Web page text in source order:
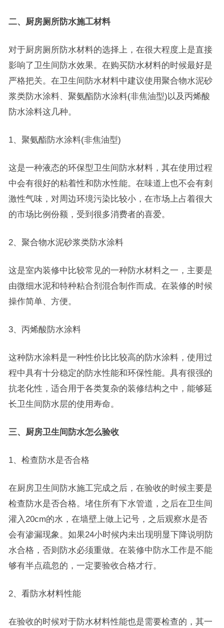
二、厨房厕所防水施工材料
对于厨房厕所防水材料的选择上，在很大程度上是直接
影响了卫生间防水效果。在购买防水材料的时候最好是
严格把关。在卫生间防水材料中建议使用聚合物水泥砂
浆类防水涂料、聚氨酯防水涂料(非焦油型)以及丙烯酸
防水涂料这几种。
1、聚氨酯防水涂料(非焦油型)
这是一种液态的环保型卫生间防水材料，其在使用过程
中会有很好的粘着性和防水性能。在味道上也不会有刺
激性气味，对周边环境污染比较小，在市场上占着很大
的市场比例份额，受到很多消费者的喜爱。
2、聚合物水泥砂浆类防水涂料
这是室内装修中比较常见的一种防水材料之一，主要是
由微细水泥和特种粘合剂混合制作而成。在装修的时候
操作简单、方便。
3、丙烯酸防水涂料
这种防水涂料是一种性价比比较高的防水涂料，使用过
程中具有十分稳定的防水性能和环保性能。具有很强的
抗老化性，适合用于各类复杂的装修结构之中，能够延
长卫生间防水层的使用寿命。
三、厨房卫生间防水怎么验收
1、检查防水是否合格
在厨房卫生间防水施工完成之后，在验收的时候主要是
检查防水是否合格。堵住所有下水管道，之后在卫生间
灌入20cm的水，在墙壁上做上记号，之后观察水是否
会有渗漏现象。如果24小时候内未出现明显下降说明防
水合格，否则防水必须重做。在装修中防水工作是不能
够有半点疏忽的，一定要验收合格才行。
2、看防水材料性能
在验收的时候对于防水材料性能也是需要检查的，其一